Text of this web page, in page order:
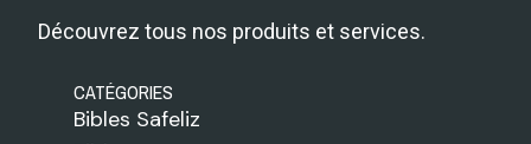
Découvrez tous nos produits et services.
CATÉGORIES
Bibles Safeliz